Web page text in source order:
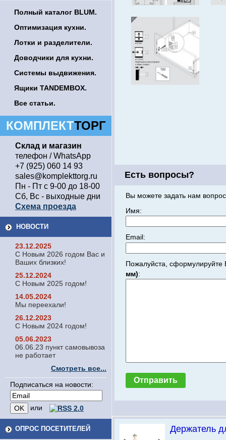
Полный каталог BLUM.
Оптимизация кухни.
Лотки и разделители.
Доводчики для кухни.
Системы выдвижения.
Ящики TANDEMBOX.
Все статьи.
КОМПЛЕКТТОРГ
Склад и магазин
телефон / WhatsApp
+7 (925) 060 14 93
sales@komplekttorg.ru
Пн - Пт с 9-00 до 18-00
Сб, Вс - выходные дни
Схема проезда
НОВОСТИ
23.12.2025
С Новым 2026 годом Вас и
Ваших близких!
25.12.2024
С Новым 2025 годом!
14.05.2024
Мы переехали!
26.12.2023
С Новым 2024 годом!
05.06.2023
06.06.23 пункт самовывоза
не работает
Смотреть все...
Подписаться на новости:
или
ОПРОС ПОСЕТИТЕЛЕЙ
Есть вопросы?
Вы можете задать нам
Имя:
Email:
Пожалуйста,
мм):
Держатель